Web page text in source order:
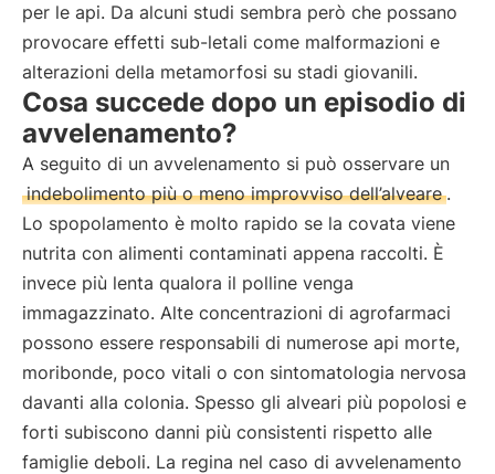
per le api. Da alcuni studi sembra però che possano
provocare effetti sub-letali come malformazioni e
alterazioni della metamorfosi su stadi giovanili.
Cosa succede dopo un episodio di
avvelenamento?
A seguito di un avvelenamento si può osservare un
indebolimento più o meno improvviso dell’alveare .
Lo spopolamento è molto rapido se la covata viene
nutrita con alimenti contaminati appena raccolti. È
invece più lenta qualora il polline venga
immagazzinato. Alte concentrazioni di agrofarmaci
possono essere responsabili di numerose api morte,
moribonde, poco vitali o con sintomatologia nervosa
davanti alla colonia. Spesso gli alveari più popolosi e
forti subiscono danni più consistenti rispetto alle
famiglie deboli. La regina nel caso di avvelenamento